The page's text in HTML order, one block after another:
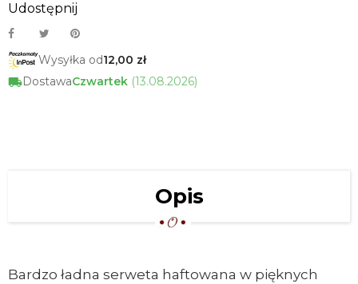
Udostępnij
Wysyłka od12,00 zł
DostawaCzwartek (13.08.2026)
Opis
Bardzo ładna serweta haftowana w pięknych